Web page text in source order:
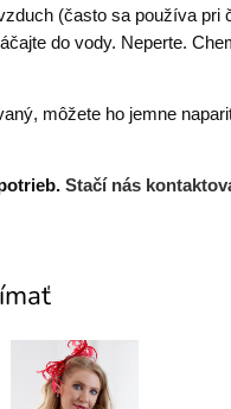
(často sa používa
do vody. Neperte.
môžete ho jemne
Stačí nás